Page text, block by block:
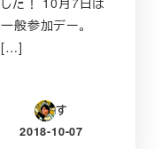
一般参加デー。
[…]
す
投稿日
2018-10-07